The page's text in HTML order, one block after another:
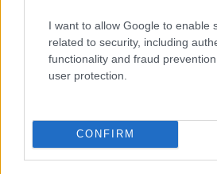
I want to allow Google to enable
related to security, including
functionality and fraud
user protection.
CONFIRM
Μεσημεριανό...|07.08.2026
Μεσημεριανό δελτίο